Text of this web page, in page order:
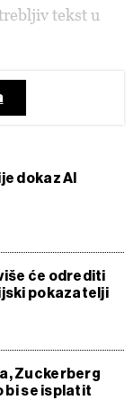
tekst u
dokaz AI
će odrediti
pokazatelji
Zuckerberg
bi se isplatit